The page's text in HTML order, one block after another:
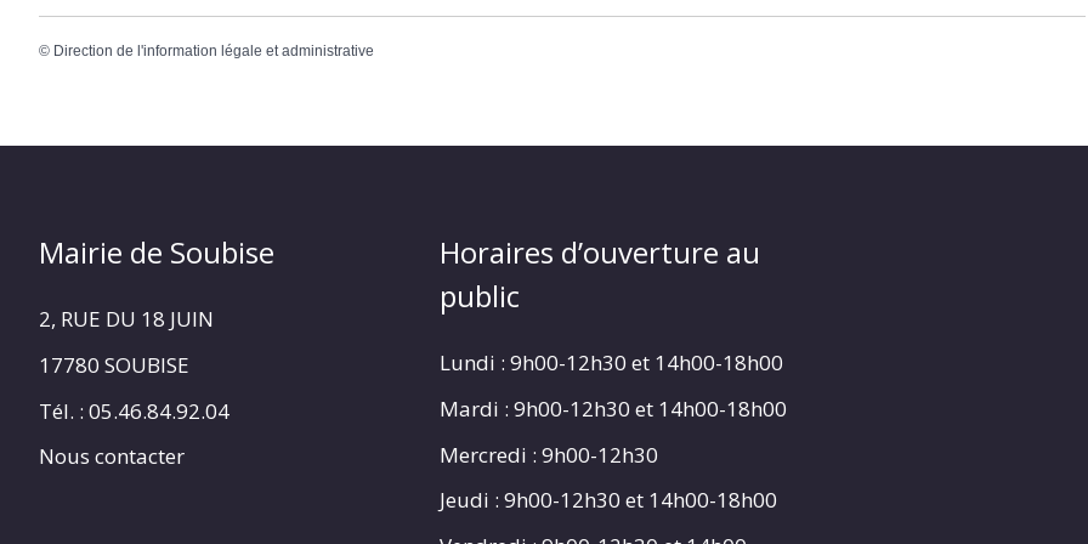
© Direction de l'information légale et administrative
Mairie de Soubise
2, RUE DU 18 JUIN
17780 SOUBISE
Tél. : 05.46.84.92.04
Nous contacter
Horaires d’ouverture au
public
Lundi : 9h00-12h30 et 14h00-18h00
Mardi : 9h00-12h30 et 14h00-18h00
Mercredi : 9h00-12h30
Jeudi : 9h00-12h30 et 14h00-18h00